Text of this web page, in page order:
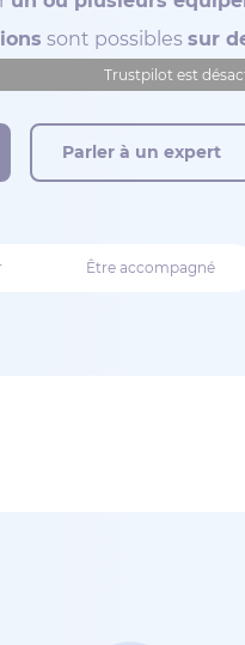
sont possibles sur
Trustpilot est
Parler à un expert
Être accompagné